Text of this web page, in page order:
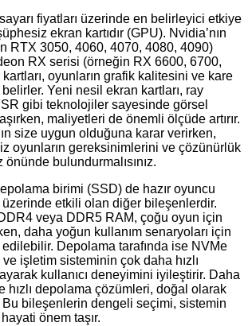
fiyatları üzerinde en belirleyici etkiye
ekran kartıdır (GPU). Nvidia’nın
RTX 3050, 4060, 4070, 4080, 4090)
RX serisi (örneğin RX 6600, 6700,
oyunların grafik kalitesini ve kare
belirler. Yeni nesil ekran kartları, ray
gibi teknolojiler sayesinde görsel
maliyetleri de önemli ölçüde artırır.
size uygun olduğuna karar verirken,
oyunların gereksinimlerini ve çözünürlük
bulundurmalısınız.
birimi (SSD) de hazır oyuncu
üzerinde etkili olan diğer bileşenlerdir.
veya DDR5 RAM, çoğu oyun için
daha yoğun kullanım senaryoları için
Depolama tarafında ise NVMe
ve işletim sisteminin çok daha hızlı
kullanıcı deneyimini iyileştirir. Daha
hızlı depolama çözümleri, doğal olarak
Bu bileşenlerin dengeli seçimi, sistemin
hayati önem taşır.